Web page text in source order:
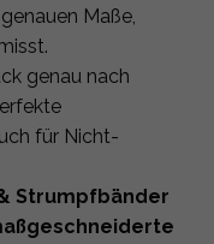
Maße,
genau nach
für Nicht-
Strumpfbänder